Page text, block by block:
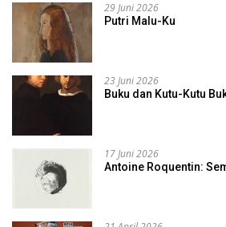
29 Juni 2026
Putri Malu-Ku
23 Juni 2026
Buku dan Kutu-Kutu
17 Juni 2026
Antoine Roquentin: